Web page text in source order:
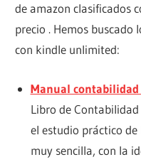
de amazon clasificados
precio . Hemos
con kindle unlimited:
Manual contabilidad
Libro de
el estudio práctico
muy sencilla, con la